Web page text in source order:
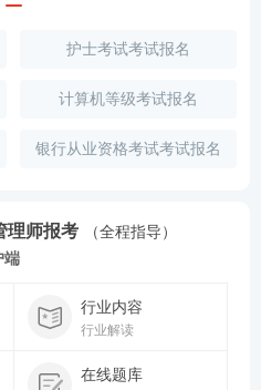
护士考试考试报名
计算机等级考试报名
银行从业资格考试考试报名
理师报考
（全程指导）
端
行业内容
行业解读
在线题库